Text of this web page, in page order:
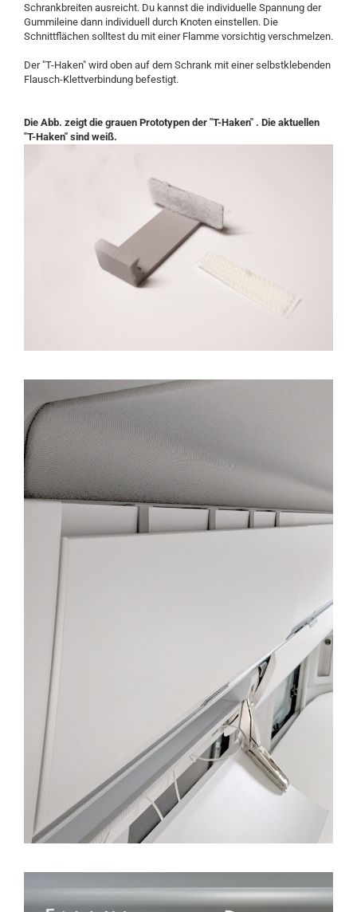
Schrankbreiten ausreicht. Du kannst die individuelle Spannung der
Gummileine dann individuell durch Knoten einstellen. Die
Schnittflächen solltest du mit einer Flamme vorsichtig verschmelzen.
Der "T-Haken" wird oben auf dem Schrank mit einer selbstklebenden
Flausch-Klettverbindung befestigt.
Die Abb. zeigt die grauen Prototypen der "T-Haken" . Die aktuellen
"T-Haken" sind weiß.